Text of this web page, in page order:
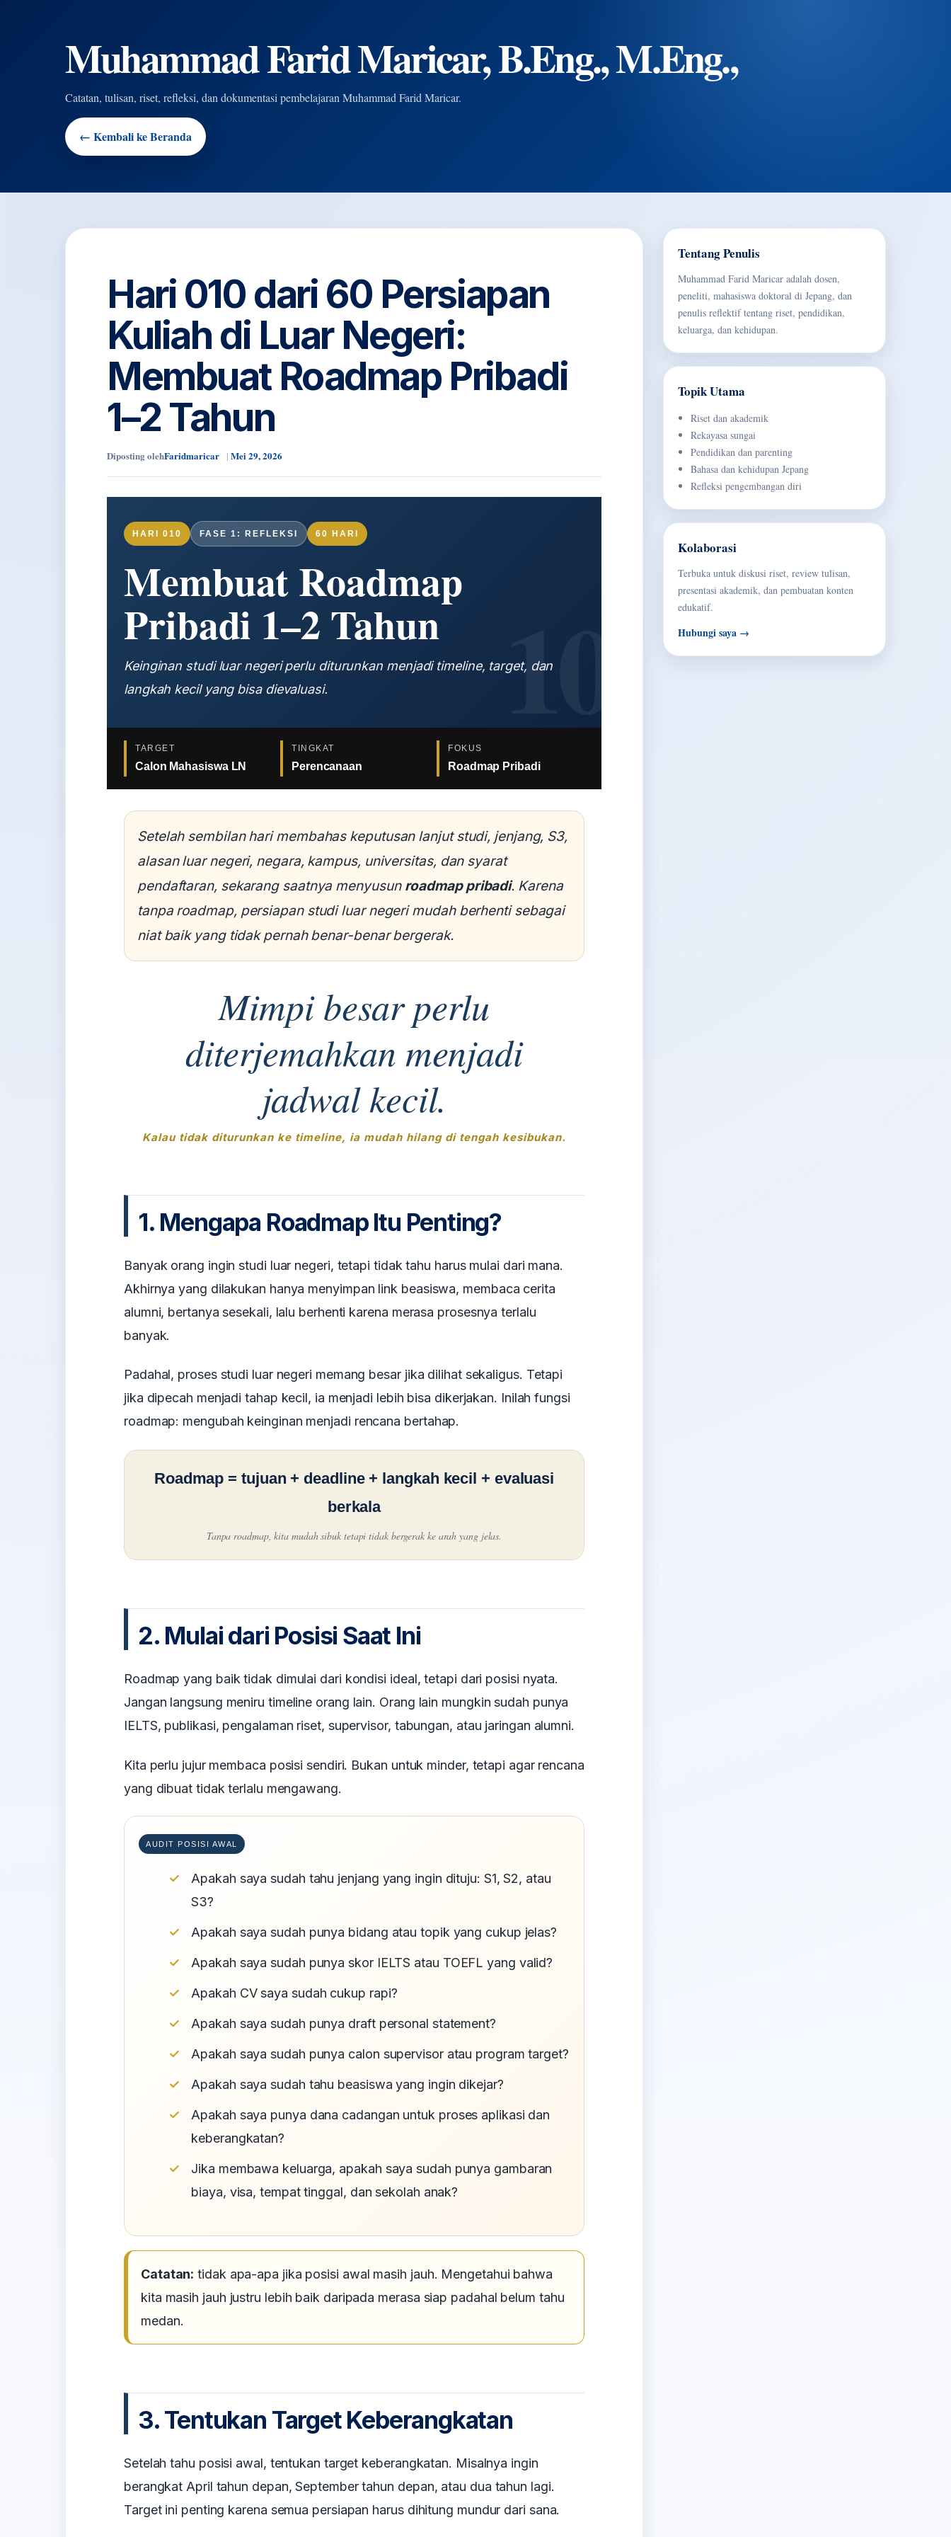
Muhammad Farid Maricar, B.Eng., M.Eng.,
Catatan, tulisan, riset, refleksi, dan dokumentasi pembelajaran Muhammad Farid Maricar.
← Kembali ke Beranda
Hari 010 dari 60 Persiapan
Kuliah di Luar Negeri:
Membuat Roadmap Pribadi
1–2 Tahun
Diposting olehFaridmaricar Mei 29, 2026
HARI 010 FASE 1: REFLEKSI 60 HARI
Membuat Roadmap
Pribadi 1–2 Tahun
Keinginan studi luar negeri perlu diturunkan menjadi timeline, target, dan
langkah kecil yang bisa dievaluasi.
TARGET
Calon Mahasiswa LN
TINGKAT
Perencanaan
FOKUS
Roadmap Pribadi
Setelah sembilan hari membahas keputusan lanjut studi, jenjang, S3,
alasan luar negeri, negara, kampus, universitas, dan syarat
pendaftaran, sekarang saatnya menyusun roadmap pribadi. Karena
tanpa roadmap, persiapan studi luar negeri mudah berhenti sebagai
niat baik yang tidak pernah benar-benar bergerak.
Mimpi besar perlu
diterjemahkan menjadi
jadwal kecil.
Kalau tidak diturunkan ke timeline, ia mudah hilang di tengah kesibukan.
1. Mengapa Roadmap Itu Penting?
Banyak orang ingin studi luar negeri, tetapi tidak tahu harus mulai dari mana.
Akhirnya yang dilakukan hanya menyimpan link beasiswa, membaca cerita
alumni, bertanya sesekali, lalu berhenti karena merasa prosesnya terlalu
banyak.
Padahal, proses studi luar negeri memang besar jika dilihat sekaligus. Tetapi
jika dipecah menjadi tahap kecil, ia menjadi lebih bisa dikerjakan. Inilah fungsi
roadmap: mengubah keinginan menjadi rencana bertahap.
Roadmap = tujuan + deadline + langkah kecil + evaluasi
berkala
Tanpa roadmap, kita mudah sibuk tetapi tidak bergerak ke arah yang jelas.
2. Mulai dari Posisi Saat Ini
Roadmap yang baik tidak dimulai dari kondisi ideal, tetapi dari posisi nyata.
Jangan langsung meniru timeline orang lain. Orang lain mungkin sudah punya
IELTS, publikasi, pengalaman riset, supervisor, tabungan, atau jaringan alumni.
Kita perlu jujur membaca posisi sendiri. Bukan untuk minder, tetapi agar rencana
yang dibuat tidak terlalu mengawang.
AUDIT POSISI AWAL
Apakah saya sudah tahu jenjang yang ingin dituju: S1, S2, atau
S3?
Apakah saya sudah punya bidang atau topik yang cukup jelas?
Apakah saya sudah punya skor IELTS atau TOEFL yang valid?
Apakah CV saya sudah cukup rapi?
Apakah saya sudah punya draft personal statement?
Apakah saya sudah punya calon supervisor atau program target?
Apakah saya sudah tahu beasiswa yang ingin dikejar?
Apakah saya punya dana cadangan untuk proses aplikasi dan
keberangkatan?
Jika membawa keluarga, apakah saya sudah punya gambaran
biaya, visa, tempat tinggal, dan sekolah anak?
Catatan: tidak apa-apa jika posisi awal masih jauh. Mengetahui bahwa
kita masih jauh justru lebih baik daripada merasa siap padahal belum tahu
medan.
3. Tentukan Target Keberangkatan
Setelah tahu posisi awal, tentukan target keberangkatan. Misalnya ingin
berangkat April tahun depan, September tahun depan, atau dua tahun lagi.
Target ini penting karena semua persiapan harus dihitung mundur dari sana.
Tentang Penulis
Muhammad Farid Maricar adalah dosen,
peneliti, mahasiswa doktoral di Jepang, dan
penulis reflektif tentang riset, pendidikan,
keluarga, dan kehidupan.
Topik Utama
Riset dan akademik
Rekayasa sungai
Pendidikan dan parenting
Bahasa dan kehidupan Jepang
Refleksi pengembangan diri
Kolaborasi
Terbuka untuk diskusi riset, review tulisan,
presentasi akademik, dan pembuatan konten
edukatif.
Hubungi saya →